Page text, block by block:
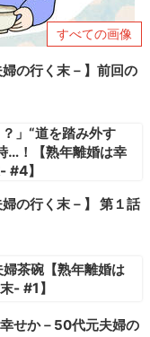
すべての画像
の行く末－】前回の
」“道を踏み外す
…！【熟年離婚は幸
#4】
の行く末－】 第１話
茶碗【熟年離婚は
- #1】
せか－50代元夫婦の